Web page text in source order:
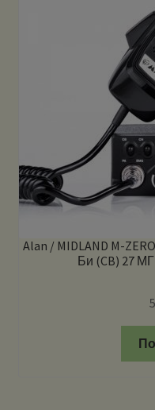
Alan / MIDLAND M-
Би (CB) 27